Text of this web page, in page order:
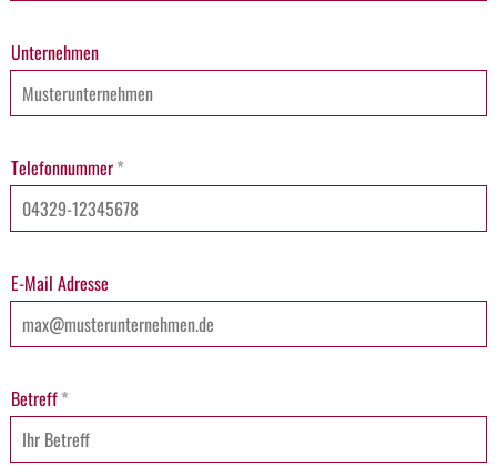
Unternehmen
Telefonnummer*
E-Mail Adresse
Betreff*